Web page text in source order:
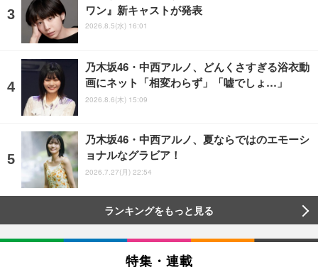
ワン』新キャストが発表
2026.8.5(水) 16:01
乃木坂46・中西アルノ、どんくさすぎる浴衣動
画にネット「相変わらず」「嘘でしょ…」
2026.8.6(木) 15:09
乃木坂46・中西アルノ、夏ならではのエモーシ
ョナルなグラビア！
2026.7.27(月) 22:54
ランキングをもっと見る
特集・連載